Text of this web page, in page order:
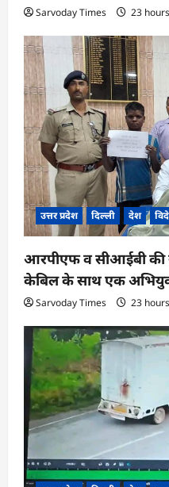
Sarvoday Times 23
उत्तर प्रदेश दिल्ली देश
आरपीएफ व सीआईबी की
केबिल के साथ एक
Sarvoday Times 23